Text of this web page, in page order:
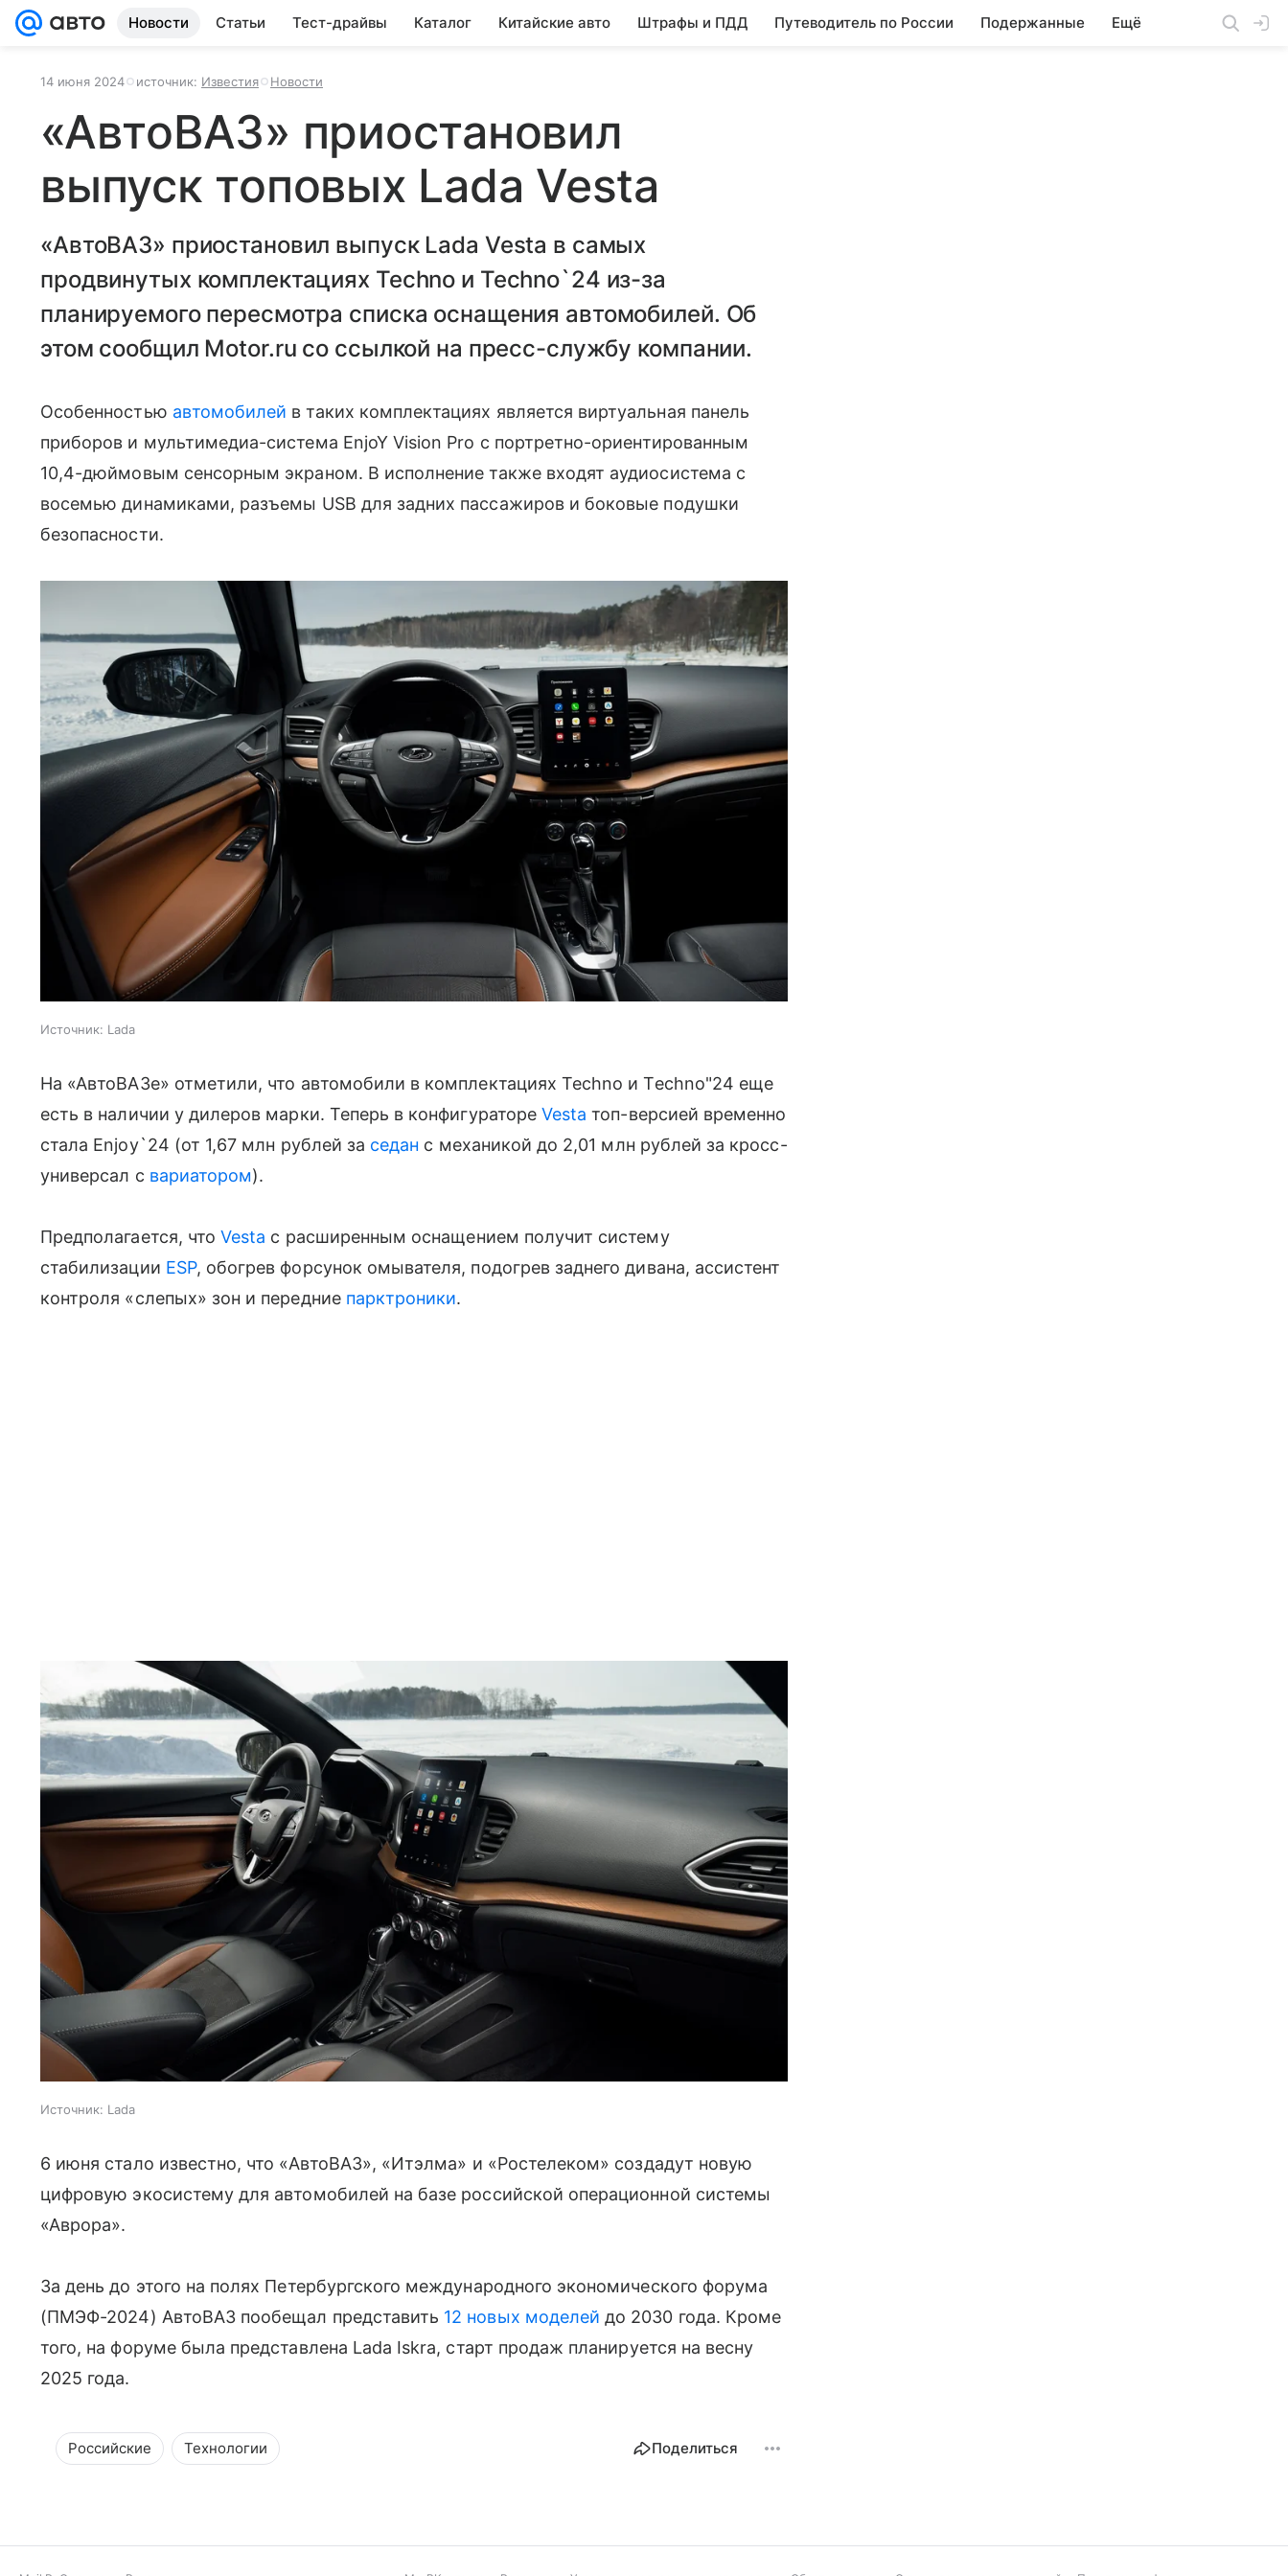
Новости Статьи Тест-драйвы Каталог Китайские авто Штрафы и ПДД Путеводитель по России Подержанные Ещё
14 июня 2024 источник: Известия Новости
«АвтоВАЗ» приостановил
выпуск топовых Lada Vesta
«АвтоВАЗ» приостановил выпуск Lada Vesta в самых
продвинутых комплектациях Techno и Techno`24 из-за
планируемого пересмотра списка оснащения автомобилей. Об
этом сообщил Motor.ru со ссылкой на пресс-службу компании.
Особенностью автомобилей в таких комплектациях является виртуальная панель
приборов и мультимедиа-система EnjoY Vision Pro с портретно-ориентированным
10,4-дюймовым сенсорным экраном. В исполнение также входят аудиосистема с
восемью динамиками, разъемы USB для задних пассажиров и боковые подушки
безопасности.
Источник: Lada
На «АвтоВАЗе» отметили, что автомобили в комплектациях Techno и Techno"24 еще
есть в наличии у дилеров марки. Теперь в конфигураторе Vesta топ-версией временно
стала Enjoy`24 (от 1,67 млн рублей за седан с механикой до 2,01 млн рублей за кросс-
универсал с вариатором).
Предполагается, чтоVesta с расширенным оснащением получит систему
стабилизации ESP, обогрев форсунок омывателя, подогрев заднего дивана, ассистент
контроля «слепых» зон и передние парктроники.
Источник: Lada
6 июня стало известно, что «АвтоВАЗ», «Итэлма» и «Ростелеком» создадут новую
цифровую экосистему для автомобилей на базе российской операционной системы
«Аврора».
За день до этого на полях Петербургского международного экономического форума
(ПМЭФ-2024) АвтоВАЗ пообещал представить 12 новых моделей до 2030 года. Кроме
того, на форуме была представлена Lada Iskra, старт продаж планируется на весну
2025 года.
Российские Технологии Поделиться